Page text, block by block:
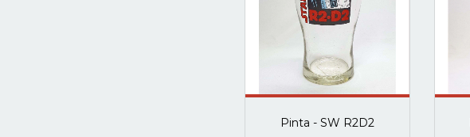
Pinta - SW R2D2